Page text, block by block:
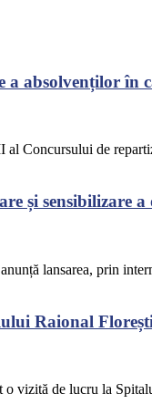
absolvenților în
Concursului de
și sensibilizare
lansarea, prin
Raional
o vizită de lucru la